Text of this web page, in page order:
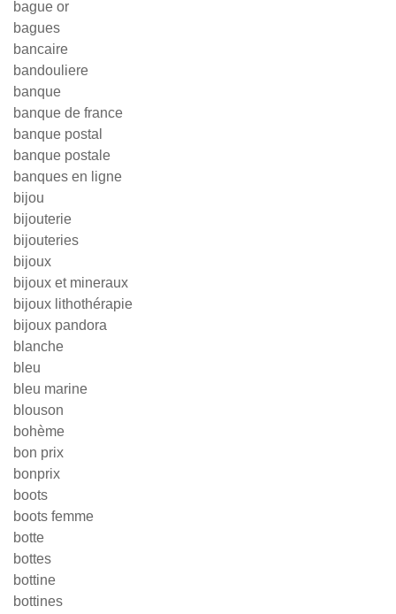
bague or
bagues
bancaire
bandouliere
banque
banque de france
banque postal
banque postale
banques en ligne
bijou
bijouterie
bijouteries
bijoux
bijoux et mineraux
bijoux lithothérapie
bijoux pandora
blanche
bleu
bleu marine
blouson
bohème
bon prix
bonprix
boots
boots femme
botte
bottes
bottine
bottines